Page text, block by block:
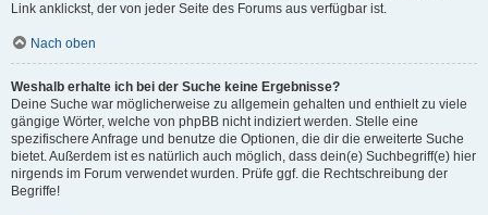
Link anklickst, der von jeder Seite des Forums aus verfügbar ist.
Nach oben
Weshalb erhalte ich bei der Suche keine Ergebnisse?
Deine Suche war möglicherweise zu allgemein gehalten und enthielt zu viele
gängige Wörter, welche von phpBB nicht indiziert werden. Stelle eine
spezifischere Anfrage und benutze die Optionen, die dir die erweiterte Suche
bietet. Außerdem ist es natürlich auch möglich, dass dein(e) Suchbegriff(e) hier
nirgends im Forum verwendet wurden. Prüfe ggf. die Rechtschreibung der
Begriffe!